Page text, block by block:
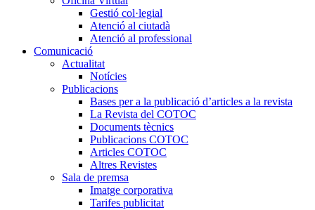
Gestió col·legial
Atenció al ciutadà
Atenció al professional
Comunicació
Actualitat
Notícies
Publicacions
Bases per a la publicació d’articles a la revista
La Revista del COTOC
Documents tècnics
Publicacions COTOC
Articles COTOC
Altres Revistes
Sala de premsa
Imatge corporativa
Tarifes publicitat